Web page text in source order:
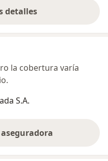
detalles
la dirección
la cobertura varía
S.A.